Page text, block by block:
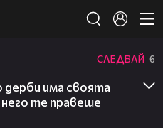
СЛЕДВАЙ 6
дерби има своята
те правеше